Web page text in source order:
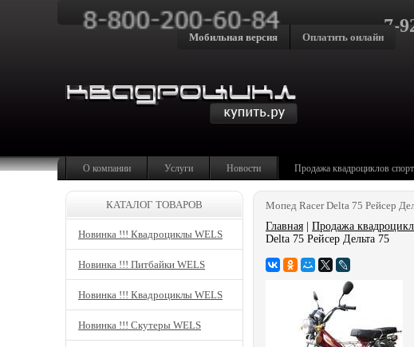
7-
Мобильная версия Оплатить онлайн
О компании Услуги Новости Продажа квадроциклов
Мопед Racer Delta 75 Рейсер
Главная
Продажа
Delta 75 Рейсер Дельта 75
КАТАЛОГ ТОВАРОВ
Новинка !!! Квадроциклы WELS
Новинка !!! Питбайки WELS
Новинка !!! Квадроциклы WELS
Новинка !!! Скутеры WELS